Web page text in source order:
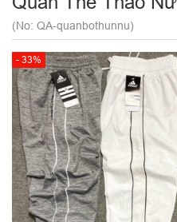
(No: QA-quanbothunnu)
- 33%